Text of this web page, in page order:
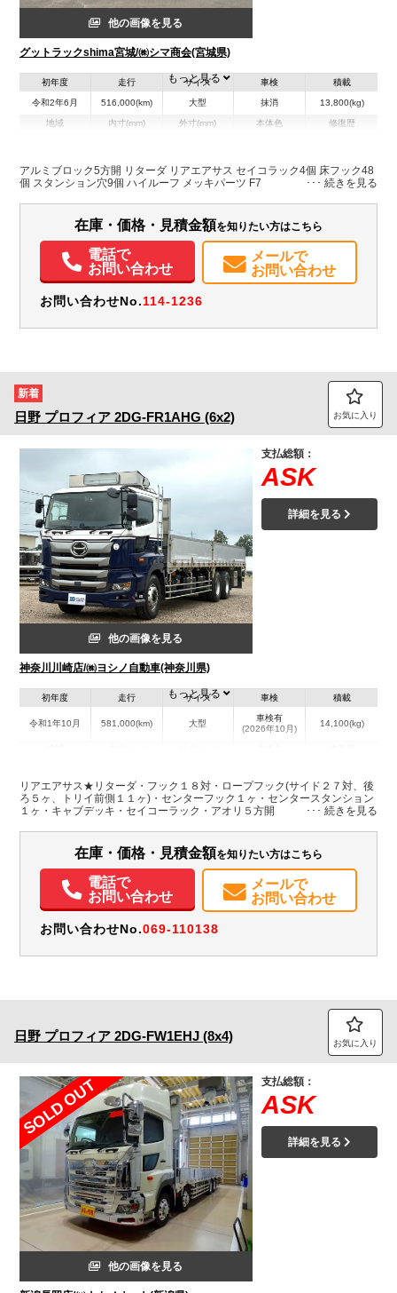
他の画像を見る
グットラックshima宮城/㈱シマ商会(宮城県)
初年度
令和2年6月
走行
516,000(km)
サイズ
大型
車検
抹消
積載
13,800(kg)
地域 内寸(mm)
H:580
外寸(mm)
H:3,790
本体色 修復歴
パワステ パワーウィンドウ ABS エアバッグ バックモニター
もっと見る
アルミブロック5方開 リターダ リアエアサス セイコラック4個 床フック48
個 スタンション穴9個 ハイルーフ メッキパーツ F7
在庫・価格・見積金額を知りたい方はこちら
電話で
お問い合わせ
メールで
お問い合わせ
お問い合わせNo.114-1236
新着
日野 プロフィア 2DG-FR1AHG (6x2) お気に入り
他の画像を見る
神奈川川崎店/㈱ヨシノ自動車(神奈川県)
支払総額：
ASK
詳細を見る
初年度
令和1年10月
走行
581,000(km)
サイズ
大型
車検
車検有
(2026年10月)
積載
14,100(kg)
神奈川県
W:2,380
H:710
- －
パワステ パワーウィンドウ エアバッグ
集中ドアロック
電動格納ミラー
バックモニター
記録簿（一部含む）
メンテナンスノート（保証書）
もっと見る
リアエアサス★リターダ・フック１８対・ロープフック(サイド２７対、後
ろ５ヶ、トリイ前側１１ヶ)・センターフック１ヶ・センタースタンション
１ヶ・キャブデッキ・セイコーラック・アオリ５方開
在庫・価格・見積金額を知りたい方はこちら
電話で
お問い合わせ
メールで
お問い合わせ
お問い合わせNo.069-110138
日野 プロフィア 2DG-FW1EHJ (8x4) お気に入り
SOLD OUT
他の画像を見る
支払総額：
ASK
詳細を見る